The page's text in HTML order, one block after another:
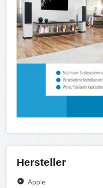
Hersteller
Apple